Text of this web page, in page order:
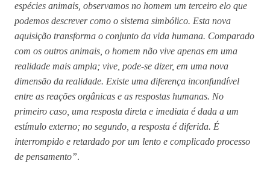
espécies animais, observamos no homem um terceiro elo que
podemos descrever como o sistema simbólico. Esta nova
aquisição transforma o conjunto da vida humana. Comparado
com os outros animais, o homem não vive apenas em uma
realidade mais ampla; vive, pode-se dizer, em uma nova
dimensão da realidade. Existe uma diferença inconfundível
entre as reações orgânicas e as respostas humanas. No
primeiro caso, uma resposta direta e imediata é dada a um
estímulo externo; no segundo, a resposta é diferida. É
interrompido e retardado por um lento e complicado processo
de pensamento”.